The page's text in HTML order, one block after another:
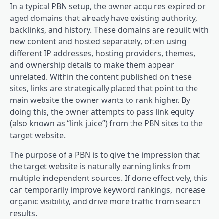
In a typical PBN setup, the owner acquires expired or
aged domains that already have existing authority,
backlinks, and history. These domains are rebuilt with
new content and hosted separately, often using
different IP addresses, hosting providers, themes,
and ownership details to make them appear
unrelated. Within the content published on these
sites, links are strategically placed that point to the
main website the owner wants to rank higher. By
doing this, the owner attempts to pass link equity
(also known as “link juice”) from the PBN sites to the
target website.
The purpose of a PBN is to give the impression that
the target website is naturally earning links from
multiple independent sources. If done effectively, this
can temporarily improve keyword rankings, increase
organic visibility, and drive more traffic from search
results.